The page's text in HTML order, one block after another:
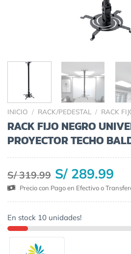
INICIO / RACK/PEDESTAL / RACK
RACK FIJO NEGRO
PROYECTOR TECHO
S/ 319.99 S/ 289.99
Precio con Pago en Efectivo o
En stock 10 unidades!